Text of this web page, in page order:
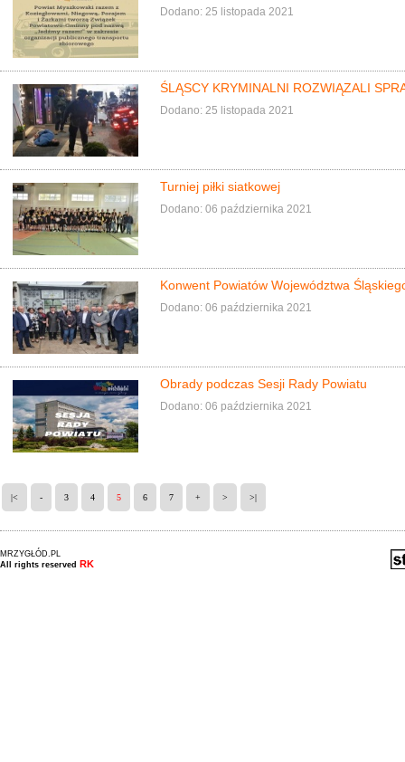
Dodano: 25 listopada 2021
ŚLĄSCY KRYMINALNI ROZWIĄZALI
Dodano: 25 listopada 2021
Turniej piłki siatkowej
Dodano: 06 października 2021
Konwent Powiatów Województwa
Dodano: 06 października 2021
Obrady podczas Sesji Rady Powiatu
Dodano: 06 października 2021
|< - 3 4 5 6 7 + > >|
MRZYGŁÓD.PL
All rights reserved RK